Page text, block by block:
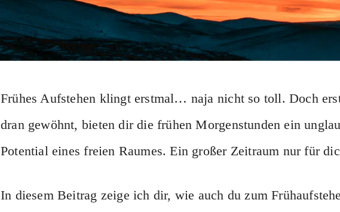
Frühes Aufstehen klingt erstmal… naja nicht so toll. Doch
dran gewöhnt, bieten dir die frühen Morgenstunden ein
Potential eines freien Raumes. Ein großer Zeitraum nur für
In diesem Beitrag zeige ich dir, wie auch du zum